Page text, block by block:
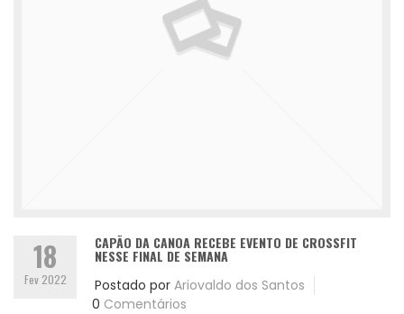
18
Fev 2022
CAPÃO DA CANOA RECEBE EVENTO DE CROSSFIT
NESSE FINAL DE SEMANA
Postado por Ariovaldo dos Santos
0 Comentários